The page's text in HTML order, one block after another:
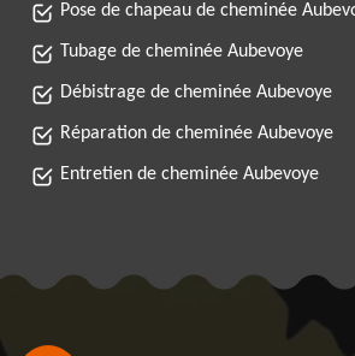
Pose de chapeau de cheminée
Tubage de cheminée Aubevoye
Débistrage de cheminée Aubevoye
Réparation de cheminée Aubevoye
Entretien de cheminée Aubevoye